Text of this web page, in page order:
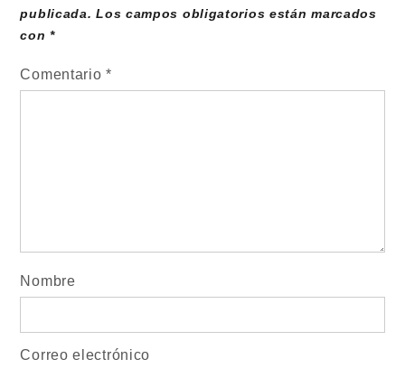
publicada. Los campos obligatorios están marcados
con*
Comentario*
Nombre
Correo electrónico